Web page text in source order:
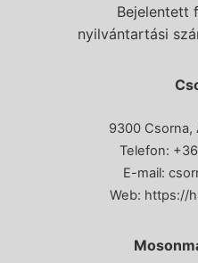
Bejelentett
nyilvántartási
9300 Csorna,
Telefon:
E-mail:
Web: https://